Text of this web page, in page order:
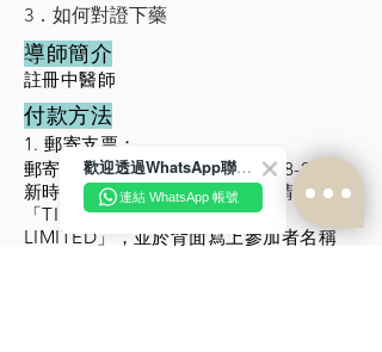
3．如何對證下藥
導師簡介
註冊中醫師
付款方法
1. 郵寄支票：
郵寄劃線支票至「北角英皇道278-288號
新時代中心195室」，支票抬頭請寫上
「TIN YAN HONG KONG
LIMITED」，並於背面寫上參加者名稱
歡迎透過WhatsApp聯絡我們！
連結 WhatsApp 帳號